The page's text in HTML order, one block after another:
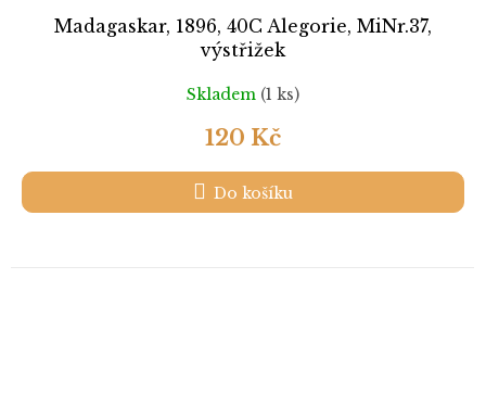
Madagaskar, 1896, 40C Alegorie, MiNr.37,
výstřižek
Skladem (1 ks)
120 Kč
Do košíku